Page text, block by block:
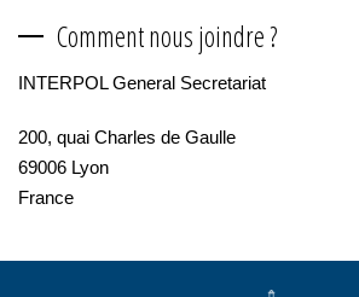
Comment nous joindre ?
INTERPOL General Secretariat
200, quai Charles de Gaulle
69006 Lyon
France